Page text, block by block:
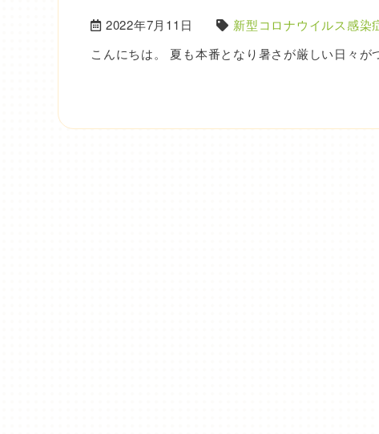
2022年7月11日
新型コロナウイルス感染
こんにちは。 夏も本番となり暑さが厳しい日々